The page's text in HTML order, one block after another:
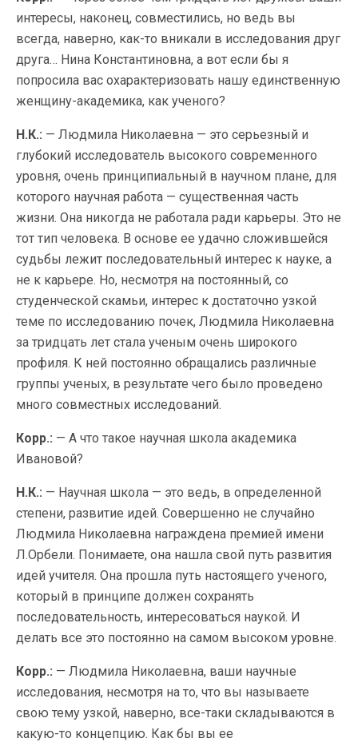
интересы, наконец, совместились, но ведь вы
всегда, наверно, как-то вникали в исследования друг
друга… Нина Константиновна, а вот если бы я
попросила вас охарактеризовать нашу единственную
женщину-академика, как ученого?
Н.К.: — Людмила Николаевна — это серьезный и
глубокий исследователь высокого современного
уровня, очень принципиальный в научном плане, для
которого научная работа — существенная часть
жизни. Она никогда не работала ради карьеры. Это не
тот тип человека. В основе ее удачно сложившейся
судьбы лежит последовательный интерес к науке, а
не к карьере. Но, несмотря на постоянный, со
студенческой скамьи, интерес к достаточно узкой
теме по исследованию почек, Людмила Николаевна
за тридцать лет стала ученым очень широкого
профиля. К ней постоянно обращались различные
группы ученых, в результате чего было проведено
много совместных исследований.
Корр.: — А что такое научная школа академика
Ивановой?
Н.К.: — Научная школа — это ведь, в определенной
степени, развитие идей. Совершенно не случайно
Людмила Николаевна награждена премией имени
Л.Орбели. Понимаете, она нашла свой путь развития
идей учителя. Она прошла путь настоящего ученого,
который в принципе должен сохранять
последовательность, интересоваться наукой. И
делать все это постоянно на самом высоком уровне.
Корр.: — Людмила Николаевна, ваши научные
исследования, несмотря на то, что вы называете
свою тему узкой, наверно, все-таки складываются в
какую-то концепцию. Как бы вы ее